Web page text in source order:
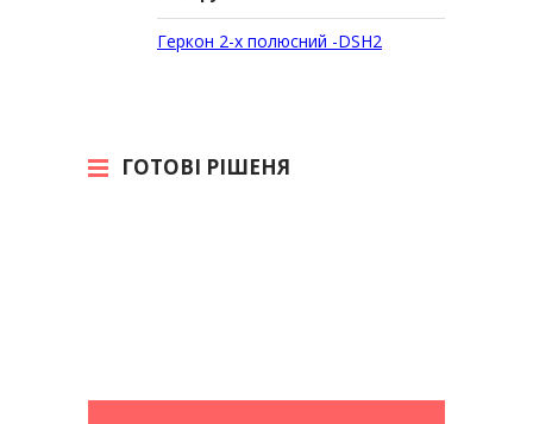
ГОТОВІ РІШЕНЯ
Геркон 2-х полюсний -DSH2